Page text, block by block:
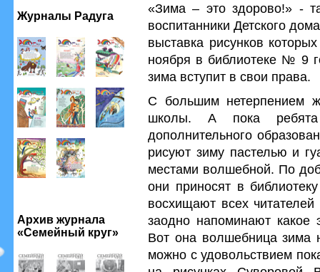
Журналы Радуга
Архив журнала
«Семейный круг»
«Зима – это здорово!» -
воспитанники Детского
выставка рисунков
ноября в библиотеке № 9
зима вступит в свои права.
С большим нетерпением
школы. А пока ребята
дополнительного
рисуют зиму пастелью и
местами волшебной. По
они приносят в
восхищают всех
заодно напоминают какое
Вот она волшебница зима
можно с удовольствием